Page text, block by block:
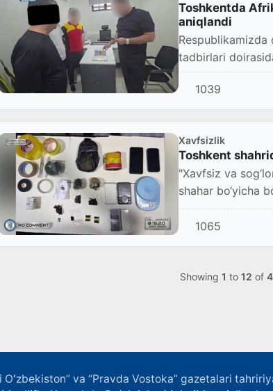
Toshkentda
aniqlandi
tadbirlari
1039
Xavfsizlik
Toshkent
"Xavfsiz va
shahar bo‘yicha
1065
Showing 1 to 12 of
Oʻzbekiston” va “Pravda Vostoka” gazetalari